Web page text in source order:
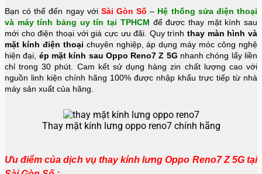
Bạn có thể đến ngay với Sài Gòn Số – Hệ thống sửa điện thoại
và máy tính bảng uy tín tại TPHCM để được thay mặt kính sau
mới cho điện thoại với giá cực ưu đãi. Quy trìnhthay màn hình và
mặt kính điện thoại chuyên nghiệp, áp dụng máy móc công nghệ
hiện đại, ép mặt kính sau Oppo Reno7 Z 5G nhanh chóng lấy liền
chỉ trong 30 phút. Cam kết sử dụng hàng zin chất lượng cao với
nguồn linh kiện chính hãng 100% được nhập khẩu trực tiếp từ nhà
máy sản xuất của hãng.
Thay mặt kính lưng oppo reno7 chính hãng
Ưu điểm của dịch vụ thay kính lưng Oppo Reno7 Z 5G tại